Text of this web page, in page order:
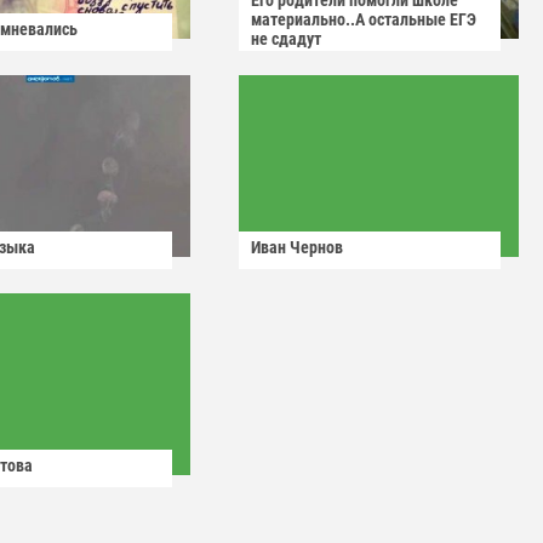
материально..А остальные ЕГЭ
не сдадут
Иван Чернов